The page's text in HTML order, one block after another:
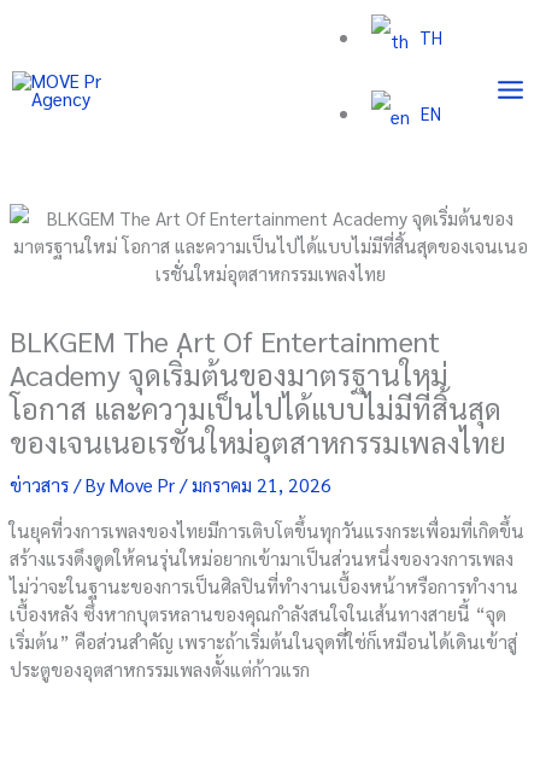
content
TH
EN
BLKGEM The Art Of Entertainment
Academy จุดเริ่มต้นของมาตรฐานใหม่
โอกาส และความเป็นไปได้แบบไม่มีที่สิ้นสุด
ของเจนเนอเรชั่นใหม่อุตสาหกรรมเพลงไทย
ข่าวสาร/ ByMove Pr/มกราคม 21, 2026
ในยุคที่วงการเพลงของไทยมีการเติบโตขึ้นทุกวันแรงกระเพื่อมที่เกิดขึ้น
สร้างแรงดึงดูดให้คนรุ่นใหม่อยากเข้ามาเป็นส่วนหนึ่งของวงการเพลง
ไม่ว่าจะในฐานะของการเป็นศิลปินที่ทำงานเบื้องหน้าหรือการทำงาน
เบื้องหลัง ซึ่งหากบุตรหลานของคุณกำลังสนใจในเส้นทางสายนี้ “จุด
เริ่มต้น” คือส่วนสำคัญ เพราะถ้าเริ่มต้นในจุดที่ใช่ก็เหมือนได้เดินเข้าสู่
ประตูของอุตสาหกรรมเพลงตั้งแต่ก้าวแรก